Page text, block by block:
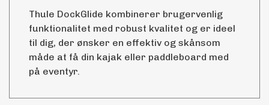
Thule DockGlide kombinerer brugervenlig
funktionalitet med robust kvalitet og er ideel
til dig, der ønsker en effektiv og skånsom
måde at få din kajak eller paddleboard med
på eventyr.